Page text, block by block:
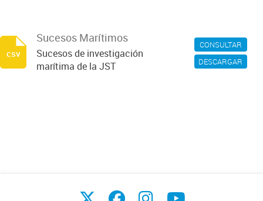
CONSULTAR
DESCARGAR
Sucesos Marítimos
Sucesos de investigación
marítima de la JST
csv